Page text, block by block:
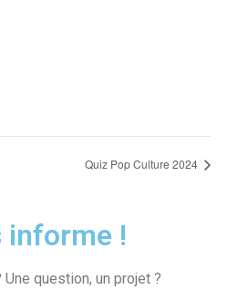
Quiz Pop Culture 2024
informe !
question, un projet ?